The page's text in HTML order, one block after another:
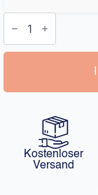
Boxershorts
Bild
Menge
Kostenloser
Versand